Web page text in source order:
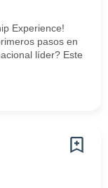
Experience!
pasos en
líder? Este